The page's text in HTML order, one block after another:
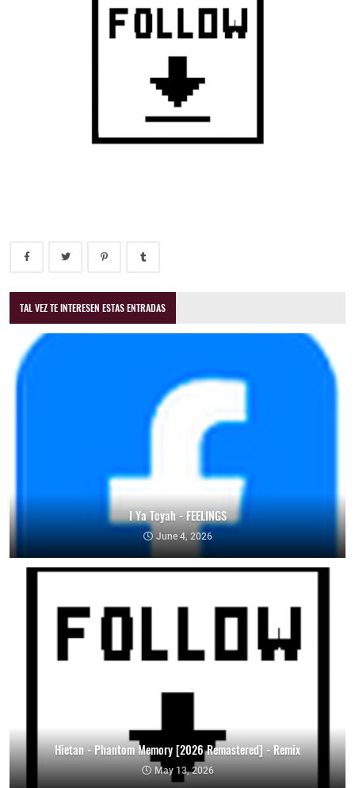
TAL VEZ TE INTERESEN ESTAS ENTRADAS
I Ya Toyah - FEELINGS
June 4, 2026
Hietan - Phantom Memory [2026 Remastered] - Remix
May 13, 2026